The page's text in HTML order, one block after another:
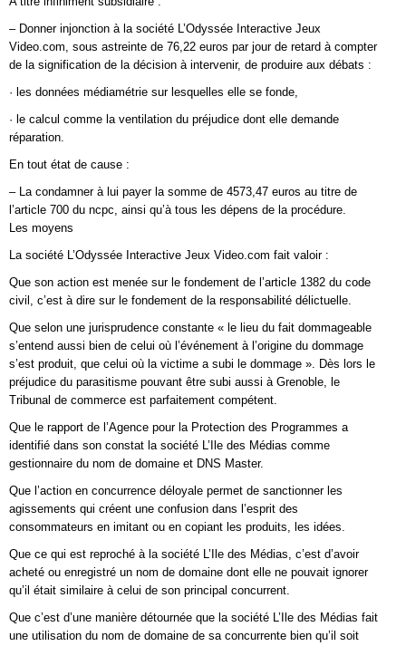
– Donner injonction à la société L’Odyssée Interactive Jeux
Video.com, sous astreinte de 76,22 euros par jour de retard à compter
de la signification de la décision à intervenir, de produire aux débats :
· les données médiamétrie sur lesquelles elle se fonde,
· le calcul comme la ventilation du préjudice dont elle demande
réparation.
En tout état de cause :
– La condamner à lui payer la somme de 4573,47 euros au titre de
l’article 700 du ncpc, ainsi qu’à tous les dépens de la procédure.
Les moyens
La société L’Odyssée Interactive Jeux Video.com fait valoir :
Que son action est menée sur le fondement de l’article 1382 du code
civil, c’est à dire sur le fondement de la responsabilité délictuelle.
Que selon une jurisprudence constante « le lieu du fait dommageable
s’entend aussi bien de celui où l’événement à l’origine du dommage
s’est produit, que celui où la victime a subi le dommage ». Dès lors le
préjudice du parasitisme pouvant être subi aussi à Grenoble, le
Tribunal de commerce est parfaitement compétent.
Que le rapport de l’Agence pour la Protection des Programmes a
identifié dans son constat la société L’Ile des Médias comme
gestionnaire du nom de domaine et DNS Master.
Que l’action en concurrence déloyale permet de sanctionner les
agissements qui créent une confusion dans l’esprit des
consommateurs en imitant ou en copiant les produits, les idées.
Que ce qui est reproché à la société L’Ile des Médias, c’est d’avoir
acheté ou enregistré un nom de domaine dont elle ne pouvait ignorer
qu’il était similaire à celui de son principal concurrent.
Que c’est d’une manière détournée que la société L’Ile des Médias fait
une utilisation du nom de domaine de sa concurrente bien qu’il soit